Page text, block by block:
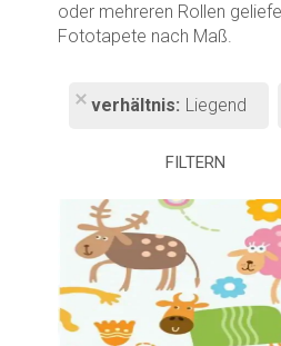
oder mehreren Rollen
Fototapete nach Maß.
verhältnis Liegend
FILTERN